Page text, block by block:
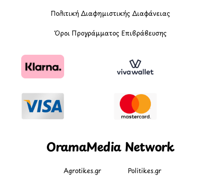
Πολιτική Διαφημιστικής Διαφάνειας
Όροι Προγράμματος Επιβράβευσης
OramaMedia Network
Agrotikes.gr Politikes.gr